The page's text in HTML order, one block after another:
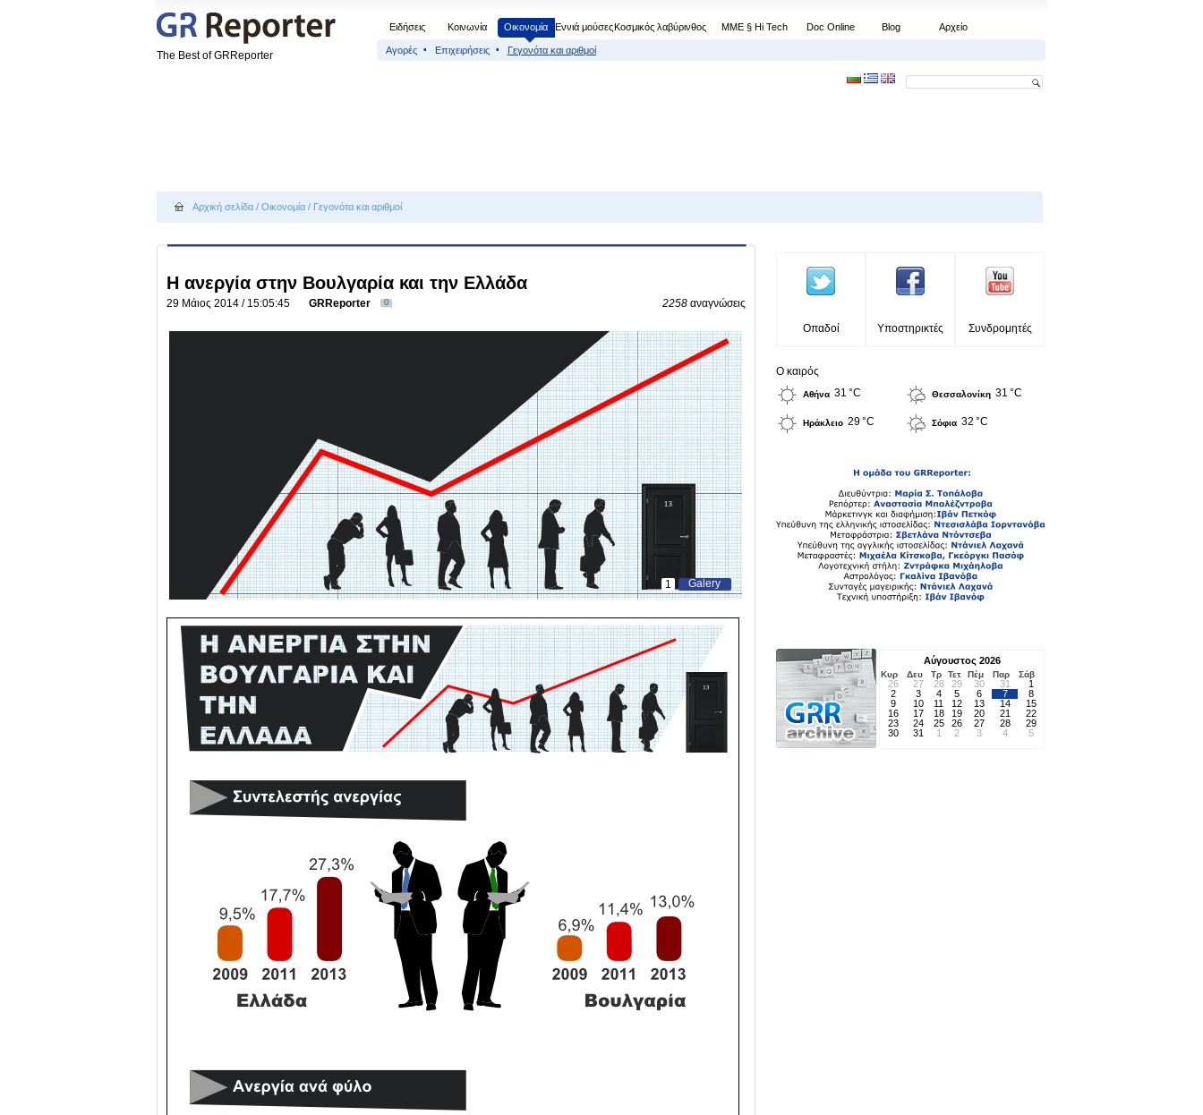
The Best of GRReporter
Ειδήσεις Κοινωνία Οικονομία Εννιά μούσεςΚοσμικός λαβύρινθος МΜΕ § Hi Tech Doc Online Blog Αρχείο
Αγορές Επιχειρήσεις Γεγονότα και αριθμοί
Αρχική σελίδα / Οικονομία / Γεγονότα και αριθμοί
Η ανεργία στην Βουλγαρία και την Ελλάδα
29 Μάιος 2014 / 15:05:45 GRReporter 0 2258 αναγνώσεις
Galery
1
Οπαδοί Υποστηρικτές Συνδρομητές
Ο καιρός
Αθήνα 31 °C Θεσσαλονίκη 31 °C
Ηράκλειο 29 °C Σόφια 32 °C
Αύγουστος 2026
Κυρ Δευ Τρ Τετ Πέμ Παρ Σάβ
26 27 28 29 30 31
1
2
3 4 5 6 7
8
9
10 11 12 13 14
15
16
17 18 19 20 21
22
23
24 25 26 27 28
29
30
31 1 2 3 4 5